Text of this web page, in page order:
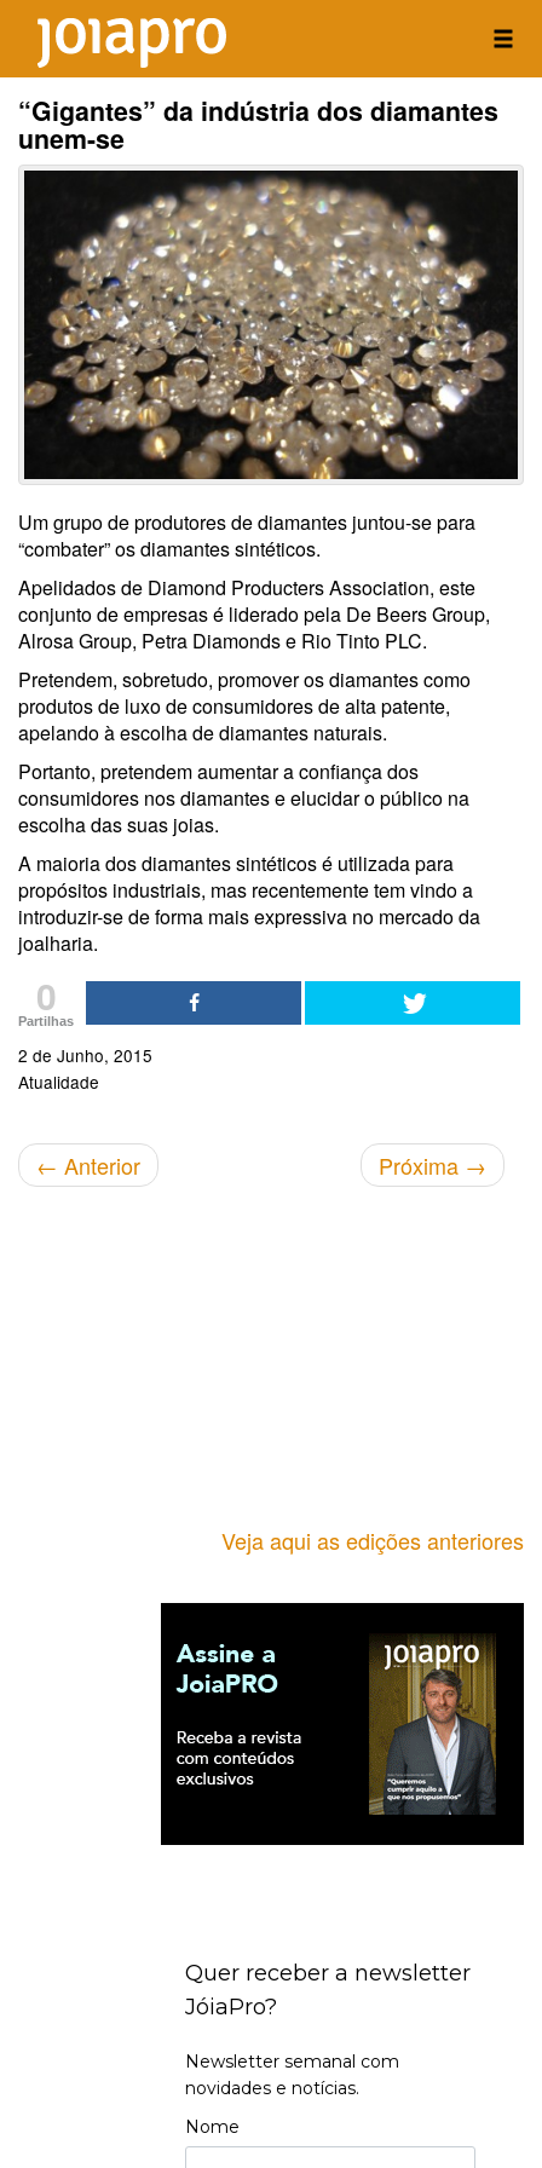
“Gigantes” da indústria dos diamantes
unem-se
Um grupo de produtores de diamantes juntou-se para
“combater” os diamantes sintéticos.
Apelidados de Diamond Producters Association, este
conjunto de empresas é liderado pela De Beers Group,
Alrosa Group, Petra Diamonds e Rio Tinto PLC.
Pretendem, sobretudo, promover os diamantes como
produtos de luxo de consumidores de alta patente,
apelando à escolha de diamantes naturais.
Portanto, pretendem aumentar a confiança dos
consumidores nos diamantes e elucidar o público na
escolha das suas joias.
A maioria dos diamantes sintéticos é utilizada para
propósitos industriais, mas recentemente tem vindo a
introduzir-se de forma mais expressiva no mercado da
joalharia.
0
Partilhas
2 de Junho, 2015
Atualidade
← Anterior Próxima →
Veja aqui as edições anteriores